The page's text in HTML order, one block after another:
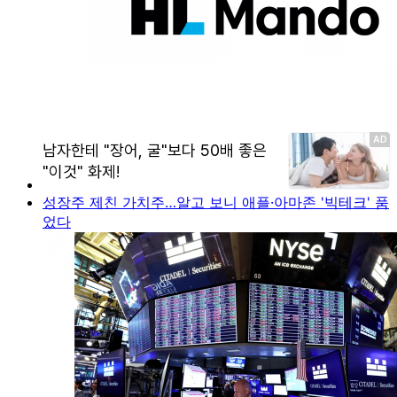
성장주 제친 가치주…알고 보니 애플·아마존 '빅테크' 품
었다